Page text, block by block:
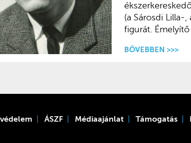
(a Sárosdi Lilla-
figurát.
BŐVEBBEN >>>
ÁSZF Médiaajánlat Támogatás